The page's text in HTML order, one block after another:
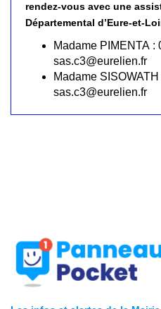
rendez-vous avec une
Départemental d’Eure-et-
Madame PIMENTA :
sas.c3@eurelien.fr
Madame
sas.c3@eurelien.fr